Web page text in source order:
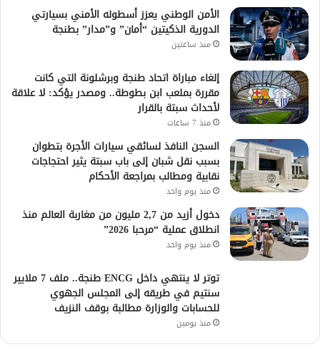
الأمن الوطني يعزز أسطوله الأمني بسيارتي
الدورية الذكيتين “أمان” و”مدار” بطنجة
منذ ساعتين
إلغاء مباراة اتحاد طنجة وبرشلونة التي كانت
مقررة بملعب ابن بطوطة.. ومصدر يؤكد: لا علاقة
لأحداث سبتة بالقرار
منذ 7 ساعات
السجن النافذ لسائقي سيارات الأجرة بتطوان
بسبب نقل شبان إلى باب سبتة يثير احتجاجات
نقابية ومطالب بمراجعة الأحكام
منذ يوم واحد
دخول أزيد من 2,7 مليون من مغاربة العالم منذ
انطلاق عملية “مرحبا 2026”
منذ يوم واحد
توتر لا ينتهي داخل ENCG طنجة.. ملف 7 ملايير
سنتيم في طريقه إلى المجلس الجهوي
للحسابات والوزارة مطالبة بوقف النزيف
منذ يومين